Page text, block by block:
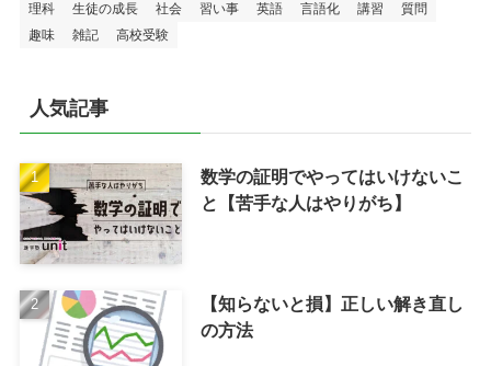
理科
生徒の成長 社会 習い事 英語 言語化 講習
質問
趣味
雑記 高校受験
人気記事
数学の証明でやってはいけないこ
と【苦手な人はやりがち】
【知らないと損】正しい解き直し
の方法